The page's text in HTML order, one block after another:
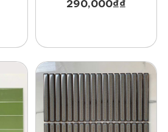
290,000₫₫